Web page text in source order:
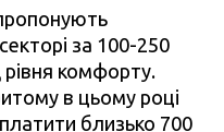
за 100-250
рівня комфорту.
в цьому році
близько 700